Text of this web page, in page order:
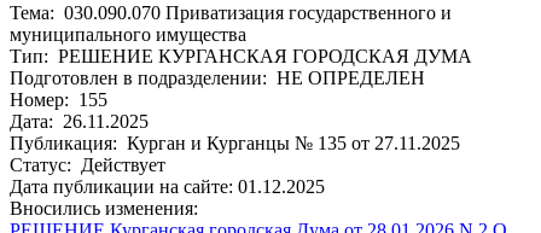
Тема: 030.090.070 Приватизация государственного и
муниципального имущества
Тип: РЕШЕНИЕ КУРГАНСКАЯ ГОРОДСКАЯ ДУМА
Подготовлен в подразделении: НЕ ОПРЕДЕЛЕН
Номер: 155
Дата: 26.11.2025
Публикация: Курган и Курганцы № 135 от 27.11.2025
Статус: Действует
Дата публикации на сайте: 01.12.2025
Вносились изменения: